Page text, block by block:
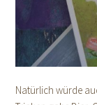
Natürlich würde